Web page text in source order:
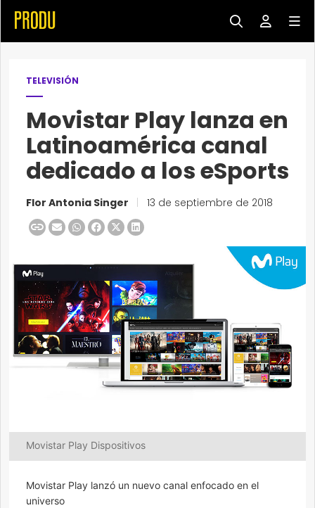
TELEVISIÓN
Movistar Play lanza en
Latinoamérica canal
dedicado a los eSports
Flor Antonia Singer 13 de septiembre de 2018
Movistar Play Dispositivos
Movistar Play lanzó un nuevo canal enfocado en el
universo